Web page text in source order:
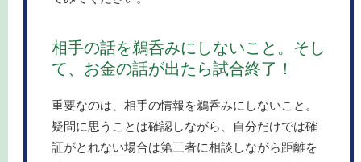
相手の話を鵜呑みにしないこと。そし
て、お金の話が出たら試合終了！
重要なのは、相手の情報を鵜呑みにしないこと。
疑問に思うことは確認しながら、自分だけでは確
証がとれない場合は第三者に相談しながら距離を